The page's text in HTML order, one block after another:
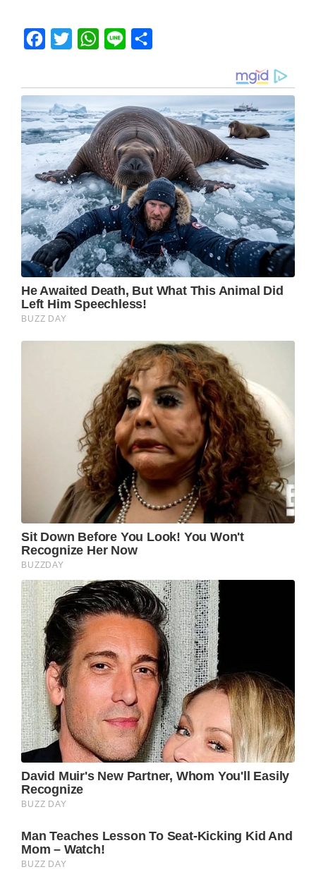
Facebook
Twitter WhatsApp
Line